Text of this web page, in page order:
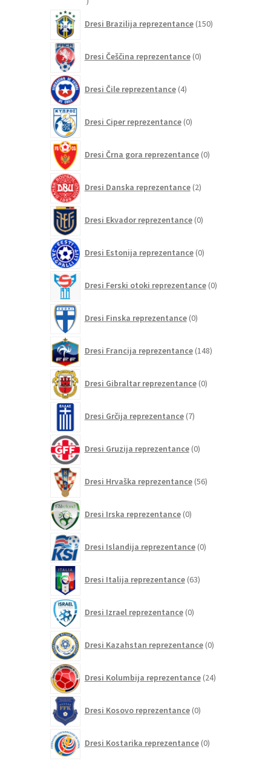
Dresi Brazilija reprezentance 150izdelkov
Dresi Češčina reprezentance 0izdelkov
Dresi Čile reprezentance 4izdelki
Dresi Ciper reprezentance 0izdelkov
Dresi Črna gora reprezentance 0izdelkov
Dresi Danska reprezentance 2izdelka
Dresi Ekvador reprezentance 0izdelkov
Dresi Estonija reprezentance 0izdelkov
Dresi Ferski otoki reprezentance 0izdelkov
Dresi Finska reprezentance 0izdelkov
Dresi Francija reprezentance 148izdelkov
Dresi Gibraltar reprezentance 0izdelkov
Dresi Grčija reprezentance 7izdelkov
Dresi Gruzija reprezentance 0izdelkov
Dresi Hrvaška reprezentance 56izdelkov
Dresi Irska reprezentance 0izdelkov
Dresi Islandija reprezentance 0izdelkov
Dresi Italija reprezentance 63izdelkov
Dresi Izrael reprezentance 0izdelkov
Dresi Kazahstan reprezentance 0izdelkov
Dresi Kolumbija reprezentance 24izdelkov
Dresi Kosovo reprezentance 0izdelkov
Dresi Kostarika reprezentance 0izdelkov